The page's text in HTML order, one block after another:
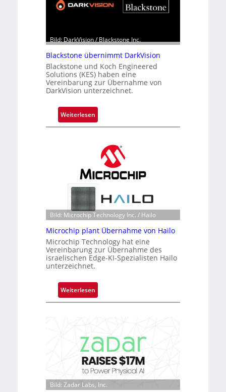
Bild: DarkVision / Blackstone Inc.
Blackstone übernimmt DarkVision
Blackstone und Koch Engineered
Solutions (KES) haben eine
Vereinbarung zur Übernahme von
DarkVision unterzeichnet.
Weiterlesen
B
s
t
n
e
ü
b
e
r
i
m
a
r
k
V
i
s
Bild: Microchip Technology Inc. / Hailo
Microchip plant Übernahme von Hailo
Microchip Technology hat eine
Vereinbarung zur Übernahme des
israelischen Edge-KI-Spezialisten Hailo
unterzeichnet.
Weiterlesen
M
o
c
h
i
p
Bild: Zadar Labs, Inc.